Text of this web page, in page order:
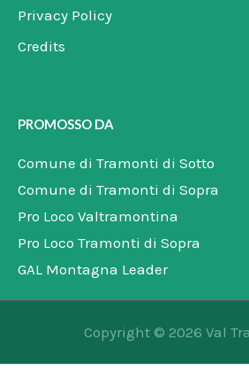
Privacy Policy
Credits
PROMOSSO DA
Comune di Tramonti di Sotto
Comune di Tramonti di Sopra
Pro Loco Valtramontina
Pro Loco Tramonti di Sopra
GAL Montagna Leader
Copyright © 2026 Val